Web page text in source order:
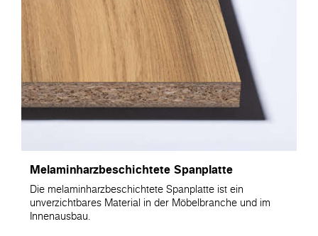
Melaminharzbeschichtete Spanplatte
Die melaminharzbeschichtete Spanplatte ist ein
unverzichtbares Material in der Möbelbranche und im
Innenausbau.